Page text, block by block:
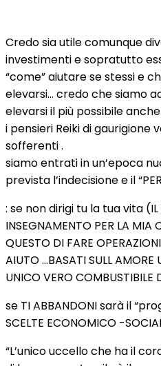
Credo sia utile comunque
investimenti e sopratutto
“come” aiutare se stessi e
elevarsi… credo che siamo
elevarsi il più possibile
i pensieri Reiki di gaurigione
sofferenti .
siamo entrati in un’epoca
prevista l’indecisione e il
: se non dirigi tu la tua vita (IL
INSEGNAMENTO PER LA MIA
QUESTO DI FARE
AIUTO …BASATI SULL AMORE
UNICO VERO COMBUSTIBILE
se TI ABBANDONI sarà il
SCELTE ECONOMICO -
“L’unico uccello che ha il